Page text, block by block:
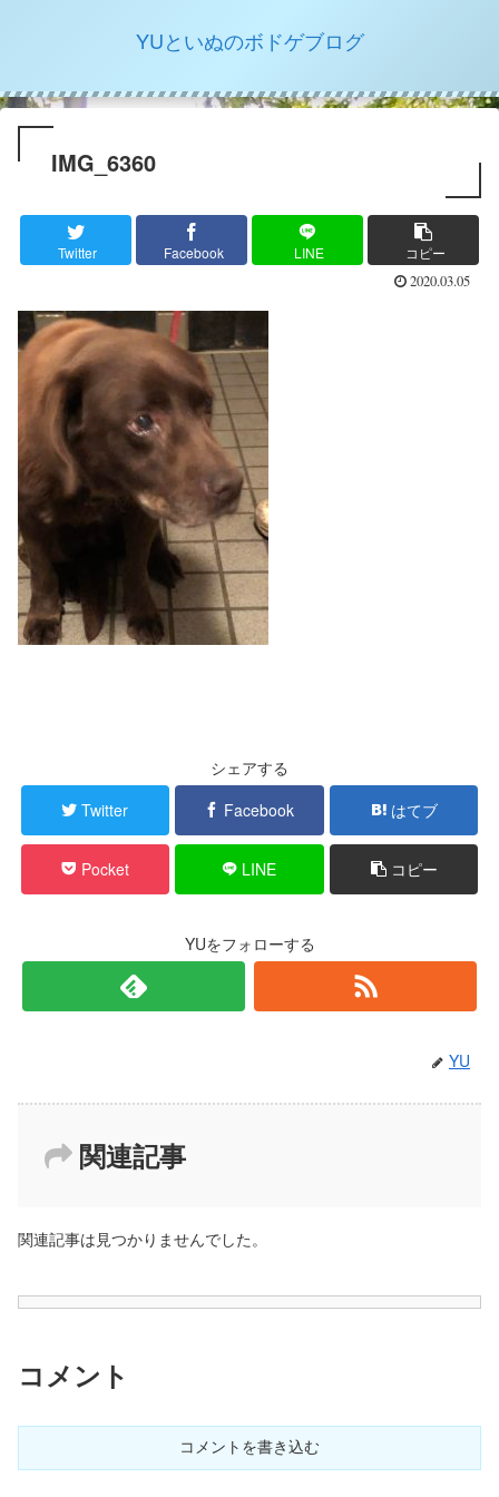
YUといぬのボドゲブログ
IMG_6360
Twitter Facebook LINE
コピー
2020.03.05
シェアする
Twitter
Facebook はてブ
Pocket LINE コピー
YUをフォローする
YU
関連記事
関連記事は見つかりませんでした。
コメント
コメントを書き込む